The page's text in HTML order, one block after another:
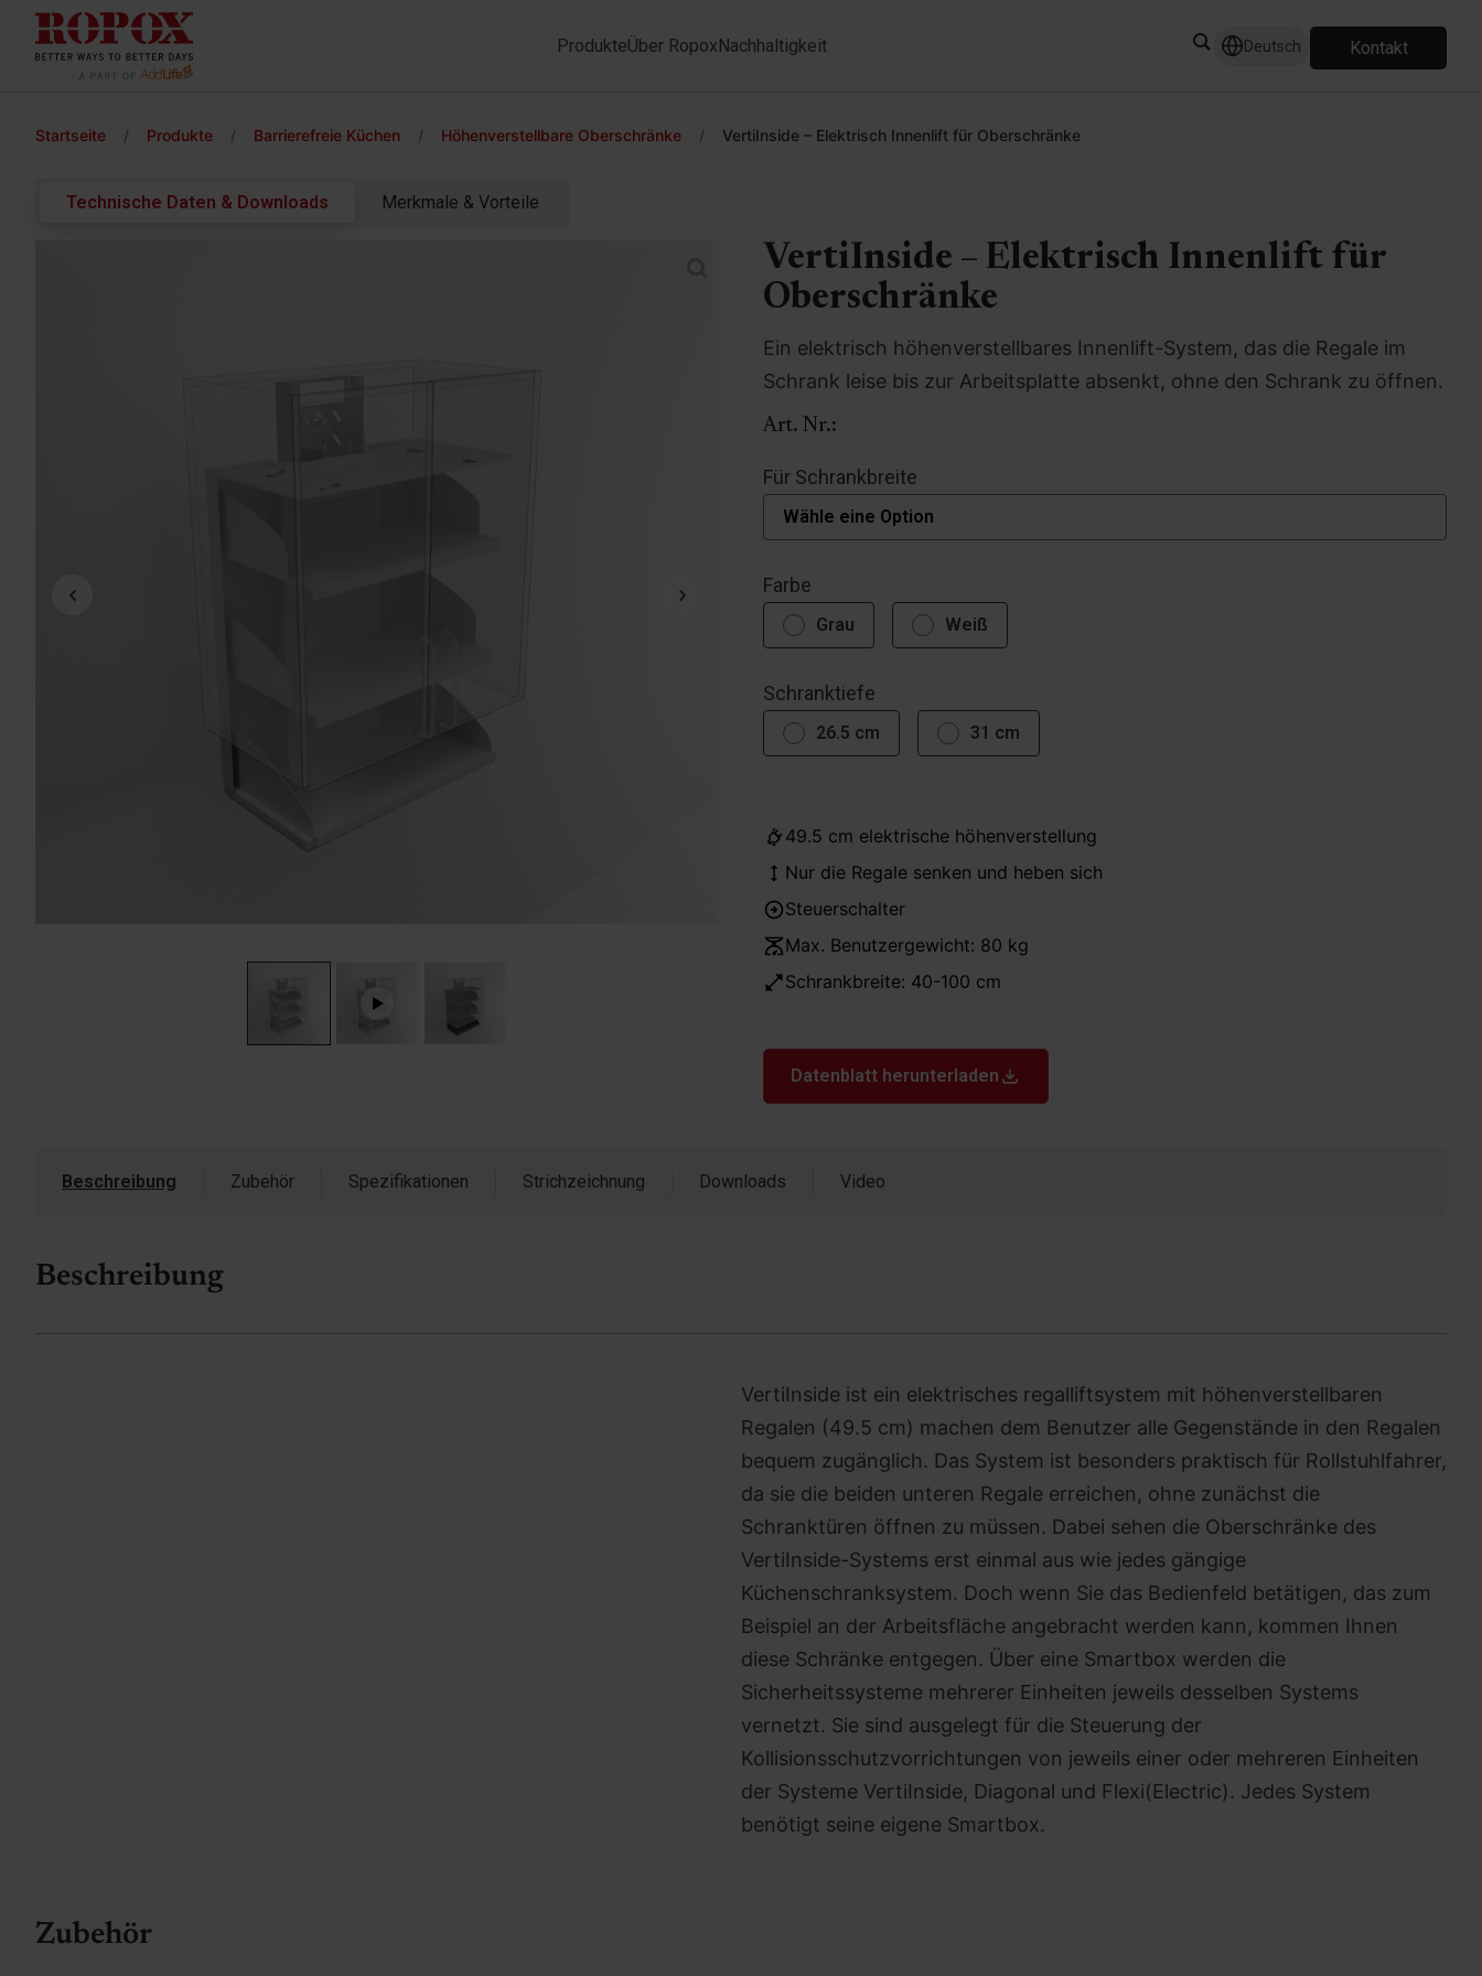
ProdukteÜber RopoxNachhaltigkeit Deutsch Kontakt
Startseite / Produkte / Barrierefreie Küchen / Höhenverstellbare Oberschränke / VertiInside – Elektrisch Innenlift für Oberschränke
Technische Daten & Downloads Merkmale & Vorteile
VertiInside – Elektrisch Innenlift für
Oberschränke
Ein elektrisch höhenverstellbares Innenlift-System, das die Regale im
Schrank leise bis zur Arbeitsplatte absenkt, ohne den Schrank zu öffnen.
Art. Nr.:
Für Schrankbreite
Farbe
Grau Weiß
Schranktiefe
26.5 cm 31 cm
49.5 cm elektrische höhenverstellung
Nur die Regale senken und heben sich
Steuerschalter
Max. Benutzergewicht: 80 kg
Schrankbreite: 40-100 cm
Datenblatt herunterladen
Beschreibung Zubehör Spezifikationen Strichzeichnung Downloads Video
Beschreibung
VertiInside ist ein elektrisches regalliftsystem mit höhenverstellbaren
Regalen (49.5 cm) machen dem Benutzer alle Gegenstände in den Regalen
bequem zugänglich. Das System ist besonders praktisch für Rollstuhlfahrer,
da sie die beiden unteren Regale erreichen, ohne zunächst die
Schranktüren öffnen zu müssen. Dabei sehen die Oberschränke des
VertiInside-Systems erst einmal aus wie jedes gängige
Küchenschranksystem. Doch wenn Sie das Bedienfeld betätigen, das zum
Beispiel an der Arbeitsfläche angebracht werden kann, kommen Ihnen
diese Schränke entgegen. Über eine Smartbox werden die
Sicherheitssysteme mehrerer Einheiten jeweils desselben Systems
vernetzt. Sie sind ausgelegt für die Steuerung der
Kollisionsschutzvorrichtungen von jeweils einer oder mehreren Einheiten
der Systeme VertiInside, Diagonal und Flexi(Electric). Jedes System
benötigt seine eigene Smartbox.
Zubehör